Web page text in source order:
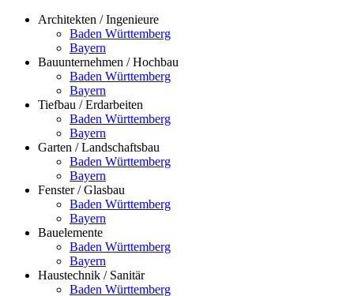
Architekten / Ingenieure
Baden Württemberg
Bayern
Bauunternehmen / Hochbau
Baden Württemberg
Bayern
Tiefbau / Erdarbeiten
Baden Württemberg
Bayern
Garten / Landschaftsbau
Baden Württemberg
Bayern
Fenster / Glasbau
Baden Württemberg
Bayern
Bauelemente
Baden Württemberg
Bayern
Haustechnik / Sanitär
Baden Württemberg